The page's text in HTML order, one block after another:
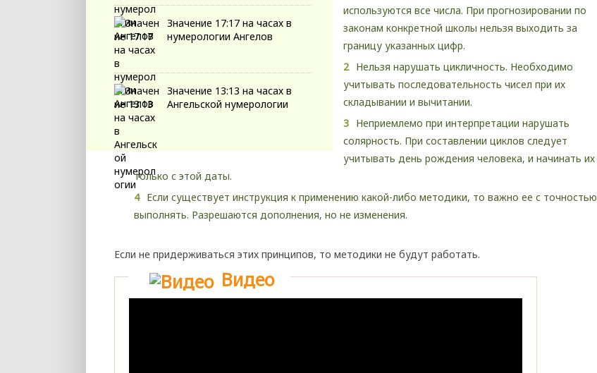
Значение 17:17 на часах в
нумерологии Ангелов
Значение 13:13 на часах в
Ангельской нумерологии
используются все числа. При прогнозировании по
законам конкретной школы нельзя выходить за
границу указанных цифр.
Нельзя нарушать цикличность. Необходимо
учитывать последовательность чисел при их
складывании и вычитании.
Неприемлемо при интерпретации нарушать
солярность. При составлении циклов следует
учитывать день рождения человека, и начинать их
только с этой даты.
Если существует инструкция к применению какой-либо методики, то важно ее с точностью
выполнять. Разрешаются дополнения, но не изменения.
Если не придерживаться этих принципов, то методики не будут работать.
Видео